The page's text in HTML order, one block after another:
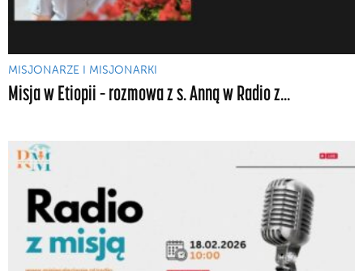
MISJONARZE I MISJONARKI
Misja w Etiopii – rozmowa z s. Anną w Radio z...